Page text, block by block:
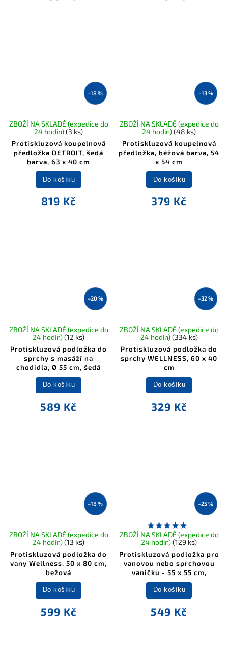
–18 %
Protiskluzová koupelnová
předložka DETROIT, šedá
barva, 63 x 40 cm
ZBOŽÍ NA SKLADĚ (expedice do
24 hodin)(3 ks)
819 Kč
Do košíku
–13 %
Protiskluzová koupelnová
předložka, béžová barva, 54
x 54 cm
ZBOŽÍ NA SKLADĚ (expedice do
24 hodin)(48 ks)
379 Kč
Do košíku
–20 %
Protiskluzová podložka do
sprchy s masáží na
chodidla, Ø 55 cm, šedá
ZBOŽÍ NA SKLADĚ (expedice do
24 hodin)(12 ks)
589 Kč
Do košíku
–32 %
Protiskluzová podložka do
sprchy WELLNESS, 60 x 40
cm
ZBOŽÍ NA SKLADĚ (expedice do
24 hodin)(334 ks)
329 Kč
Do košíku
–18 %
Protiskluzová podložka do
vany Wellness, 50 x 80 cm,
bežová
ZBOŽÍ NA SKLADĚ (expedice do
24 hodin)(13 ks)
599 Kč
Do košíku
–25 %
Protiskluzová podložka pro
vanovou nebo sprchovou
vaničku - 55 x 55 cm,
ZBOŽÍ NA SKLADĚ (expedice do
24 hodin)(129 ks)
549 Kč
Do košíku